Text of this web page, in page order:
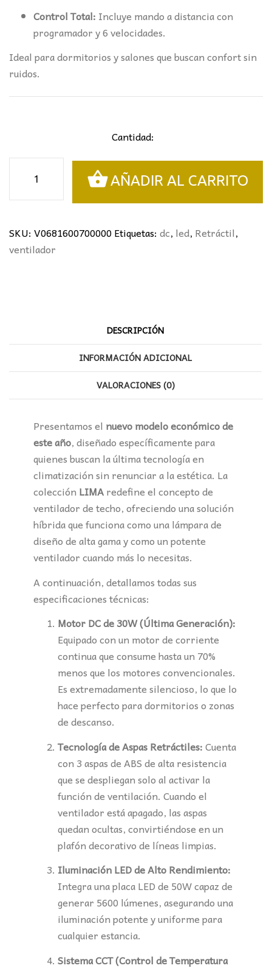
Control Total: Incluye mando a distancia con
programador y 6 velocidades.
Ideal para dormitorios y salones que buscan confort sin
ruidos.
Cantidad:
RETRÁCTIL
LIMA
Ø106CMS
cantidad
AÑADIR AL CARRITO
SKU: V0681600700000Etiquetas: dc, led, Retráctil,
ventilador
DESCRIPCIÓN
INFORMACIÓN ADICIONAL
VALORACIONES (0)
Presentamos el nuevo modelo económico de
este año, diseñado específicamente para
quienes buscan la última tecnología en
climatización sin renunciar a la estética. La
colección LIMAredefine el concepto de
ventilador de techo, ofreciendo una solución
híbrida que funciona como una lámpara de
diseño de alta gama y como un potente
ventilador cuando más lo necesitas.
A continuación, detallamos todas sus
especificaciones técnicas:
Motor DC de 30W (Última Generación):
Equipado con un motor de corriente
continua que consume hasta un 70%
menos que los motores convencionales.
Es extremadamente silencioso, lo que lo
hace perfecto para dormitorios o zonas
de descanso.
Tecnología de Aspas Retráctiles:Cuenta
con 3 aspas de ABS de alta resistencia
que se despliegan solo al activar la
función de ventilación. Cuando el
ventilador está apagado, las aspas
quedan ocultas, convirtiéndose en un
plafón decorativo de líneas limpias.
Iluminación LED de Alto Rendimiento:
Integra una placa LED de 50W capaz de
generar 5600 lúmenes, asegurando una
iluminación potente y uniforme para
cualquier estancia.
Sistema CCT (Control de Temperatura